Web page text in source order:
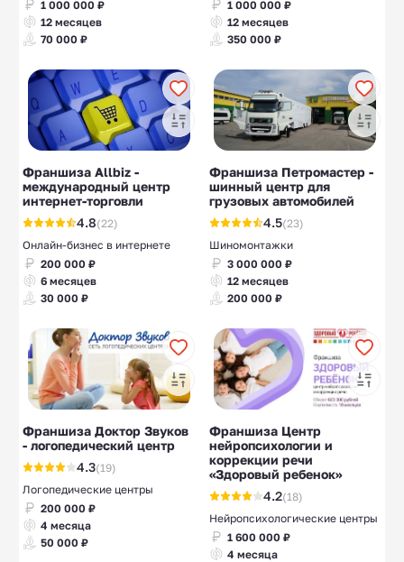
1 000 000 ₽
12 месяцев
70 000 ₽
1 000 000 ₽
12 месяцев
350 000 ₽
Франшиза Allbiz -
международный центр
интернет-торговли
4.8(22)
Онлайн-бизнес в интернете
200 000 ₽
6 месяцев
30 000 ₽
Франшиза Петромастер -
шинный центр для
грузовых автомобилей
4.5(23)
Шиномонтажки
3 000 000 ₽
12 месяцев
200 000 ₽
Франшиза Доктор Звуков
- логопедический центр
4.3(19)
Логопедические центры
200 000 ₽
4 месяца
50 000 ₽
Франшиза Центр
нейропсихологии и
коррекции речи
«Здоровый ребенок»
4.2(18)
Нейропсихологические центры
1 600 000 ₽
4 месяца